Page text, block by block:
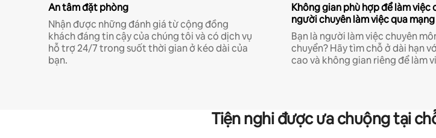
An tâm đặt phòng
Nhận được những đánh giá từ cộng đồng
khách đáng tin cậy của chúng tôi và có dịch vụ
hỗ trợ 24/7 trong suốt thời gian ở kéo dài của
bạn.
Không gian phù hợp để làm việc
người chuyên làm việc qua mạng
Bạn là người làm việc chuyên
chuyển? Hãy tìm chỗ ở dài hạn
cao và không gian riêng để làm
Tiện nghi được ưa chuộng tại